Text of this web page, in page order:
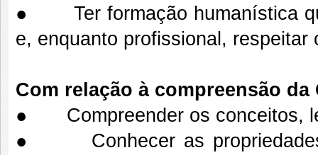
● Ter formação humanística
e, enquanto profissional,
Com relação à compreensão da
● Compreender os conceitos,
● Conhecer as propriedades